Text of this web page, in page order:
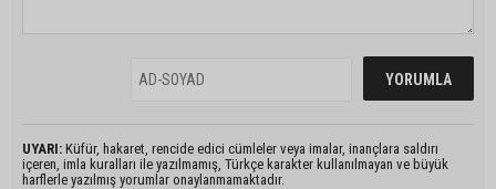
UYARI: Küfür, hakaret, rencide edici cümleler veya imalar, inançlara saldırı
içeren, imla kuralları ile yazılmamış, Türkçe karakter kullanılmayan ve büyük
harflerle yazılmış yorumlar onaylanmamaktadır.